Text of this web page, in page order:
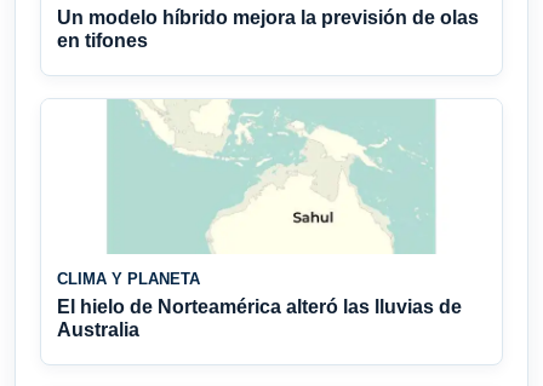
Un modelo híbrido mejora la previsión de olas
en tifones
CLIMA Y PLANETA
El hielo de Norteamérica alteró las lluvias de
Australia